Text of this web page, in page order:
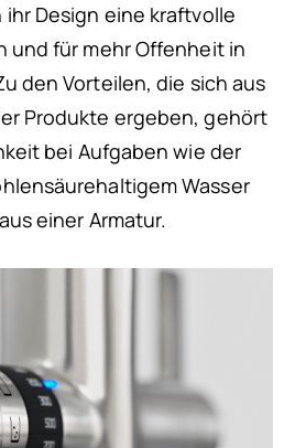
Design eine kraftvolle
und für mehr Offenheit in
den Vorteilen, die sich aus
Produkte ergeben, gehört
bei Aufgaben wie der
Wasser
einer Armatur.